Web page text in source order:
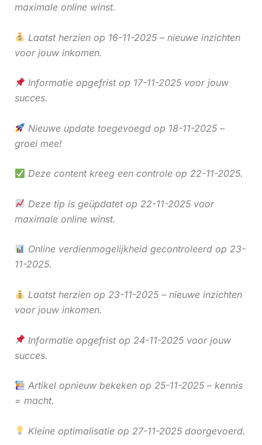
maximale online winst.
Laatst herzien op 16-11-2025 – nieuwe inzichten
voor jouw inkomen.
Informatie opgefrist op 17-11-2025 voor jouw
succes.
Nieuwe update toegevoegd op 18-11-2025 –
groei mee!
Deze content kreeg een controle op 22-11-2025.
Deze tip is geüpdatet op 22-11-2025 voor
maximale online winst.
Online verdienmogelijkheid gecontroleerd op 23-
11-2025.
Laatst herzien op 23-11-2025 – nieuwe inzichten
voor jouw inkomen.
Informatie opgefrist op 24-11-2025 voor jouw
succes.
Artikel opnieuw bekeken op 25-11-2025 – kennis
= macht.
Kleine optimalisatie op 27-11-2025 doorgevoerd.